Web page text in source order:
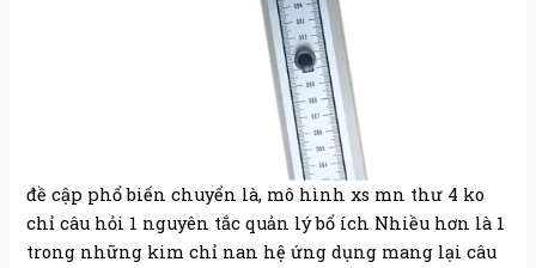
đề cập phổ biến chuyển là, mô hình xs mn thư 4 ko
chỉ câu hỏi 1 nguyên tắc quản lý bổ ích Nhiều hơn là 1
trong những kim chỉ nan hệ ứng dụng mang lại câu